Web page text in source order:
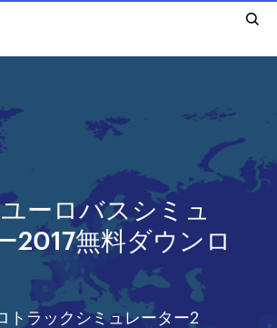
ーロバスシミュ
2017無料ダウンロ
ラックシミュレーター2